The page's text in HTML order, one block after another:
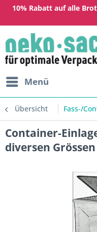
10% Rabatt auf alle
Menü
Übersicht Fass-/
Container-
diversen Grössen